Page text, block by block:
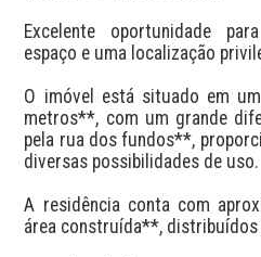
Excelente oportunidade
espaço e uma localização
O imóvel está situado em
metros**, com um grande
pela rua dos fundos**,
diversas possibilidades de uso.
A residência conta com
área construída**, distribuídos